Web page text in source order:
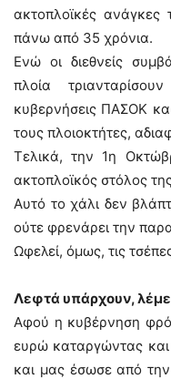
ακτοπλοϊκές
πάνω από 35 χρόνια.
Ενώ οι διεθνείς
πλοία
κυβερνήσεις ΠΑΣΟΚ
τους πλοιοκτήτες,
Τελικά, την 1η
ακτοπλοϊκός στόλος
Αυτό το χάλι δεν
ούτε φρενάρει την
Ωφελεί, όμως, τις
Λεφτά υπάρχουν,
Αφού η κυβέρνηση
ευρώ καταργώντας και
και μας έσωσε από